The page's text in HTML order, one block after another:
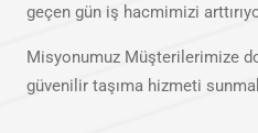
geçen gün iş hacmimizi
Misyonumuz Müşterilerimize
güvenilir taşıma hizmeti